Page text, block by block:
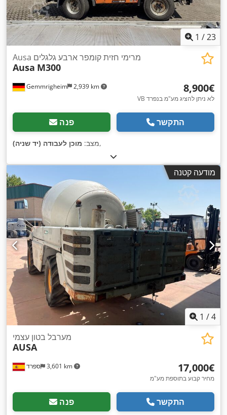
1 /23
Gemmrigheim 2,939 km
Ausa מרימי חזית קומפר ארבע גלגלים
Ausa M300
‏8,900 ‏€
VB לא ניתן להציג מע"מ בנפרד
פנה התקשר
מצב: מוכן לעבודה (יד שניה) ,
מודעה קטנה
1 /4
ספרד 3,601 km
מערבל בטון עצמי
AUSA
‏17,000 ‏€
מחיר קבוע בתוספת מע"מ
פנה התקשר